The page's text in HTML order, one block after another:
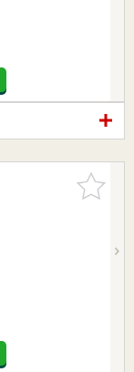
お気に入
りに追加